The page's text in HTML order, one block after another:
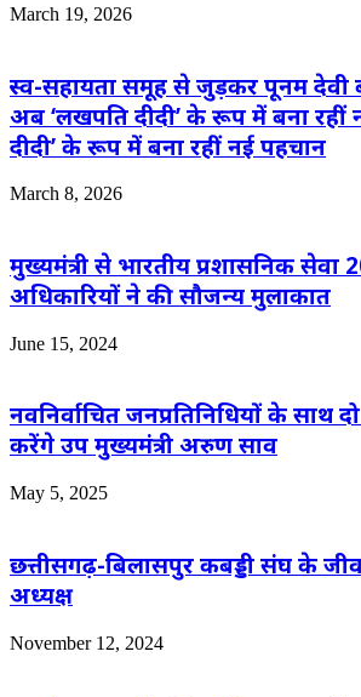
March 19, 2026
स्व-सहायता समूह से जुड़कर पूनम देवी
अब ‘लखपति दीदी’ के रूप में बना
दीदी’ के रूप में बना रहीं नई पहचान
March 8, 2026
मुख्यमंत्री से भारतीय प्रशासनिक सेवा
अधिकारियों ने की सौजन्य मुलाकात
June 15, 2024
नवनिर्वाचित जनप्रतिनिधियों के साथ
करेंगे उप मुख्यमंत्री अरुण साव
May 5, 2025
छत्तीसगढ़-बिलासपुर कबड्डी संघ के
अध्यक्ष
November 12, 2024